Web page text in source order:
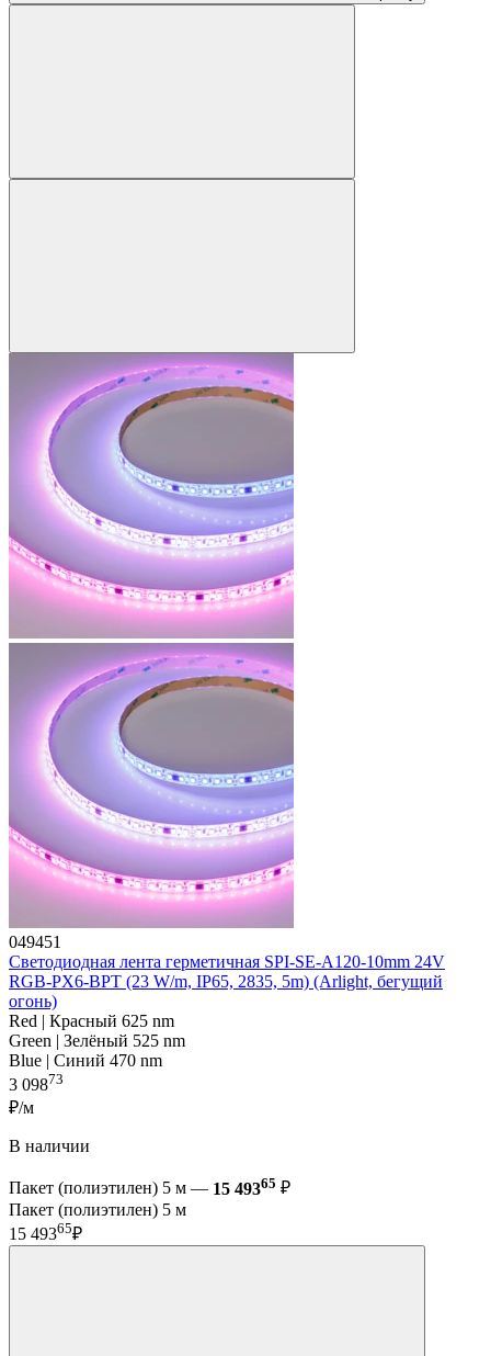
049451
Светодиодная лента герметичная SPI-SE-A120-10mm 24V
RGB-PX6-BPT (23 W/m, IP65, 2835, 5m) (Arlight, бегущий
огонь)
Red | Красный 625 nm
Green | Зелёный 525 nm
Blue | Синий 470 nm
3 09873
₽/м
В наличии
Пакет (полиэтилен) 5 м — 15 49365 ₽
Пакет (полиэтилен) 5 м
15 49365₽